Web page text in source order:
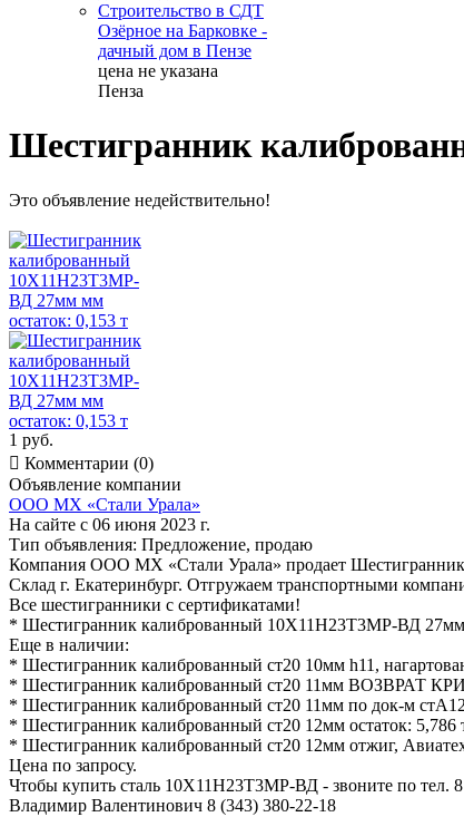
Строительство в СДТ
Озёрное на Барковке -
дачный дом в Пензе
цена не указана
Пенза
Шестигранник
Это объявление недействительно!
1 руб.
 Комментарии (0)
Объявление компании
ООО МХ «Стали Урала»
На сайте с 06 июня 2023 г.
Тип объявления: Предложение, продаю
Компания ООО МХ «Стали Урала» продает
Склад г. Екатеринбург. Отгружаем транспортными
Все шестигранники с сертификатами!
* Шестигранник калиброванный 10Х11Н23Т3МР-ВД 27мм
Еще в наличии:
* Шестигранник калиброванный ст20 10мм h11,
* Шестигранник калиброванный ст20 11мм ВОЗВРАТ
* Шестигранник калиброванный ст20 11мм по док-м
* Шестигранник калиброванный ст20 12мм остаток: 5,786
* Шестигранник калиброванный ст20 12мм отжиг,
Цена по запросу.
Чтобы купить сталь 10Х11Н23Т3МР-ВД - звоните по тел.
Владимир Валентинович 8 (343) 380-22-18